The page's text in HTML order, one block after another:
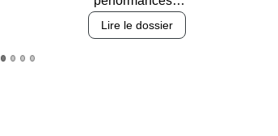
Lire le dossier